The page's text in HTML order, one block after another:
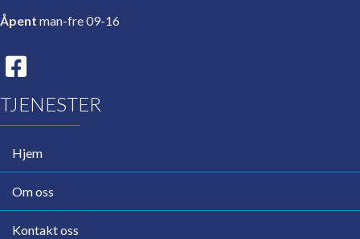
Åpent man-fre 09-16
TJENESTER
Hjem
Om oss
Kontakt oss